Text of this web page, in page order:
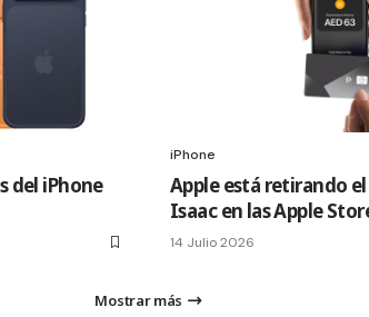
del iPhone
iPhone
Apple está retirando
Isaac en las Apple
14 Julio 2026
Mostrar más